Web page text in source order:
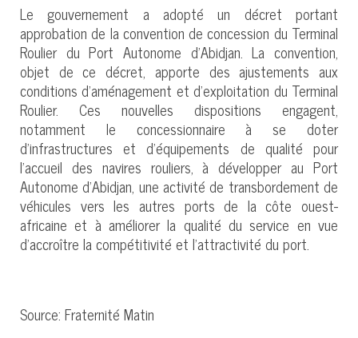
Le gouvernement a adopté un décret portant
approbation de la convention de concession du Terminal
Roulier du Port Autonome d’Abidjan. La convention,
objet de ce décret, apporte des ajustements aux
conditions d’aménagement et d’exploitation du Terminal
Roulier. Ces nouvelles dispositions engagent,
notamment le concessionnaire à se doter
d’infrastructures et d’équipements de qualité pour
l’accueil des navires rouliers, à développer au Port
Autonome d’Abidjan, une activité de transbordement de
véhicules vers les autres ports de la côte ouest-
africaine et à améliorer la qualité du service en vue
d’accroître la compétitivité et l’attractivité du port.
Source: Fraternité Matin